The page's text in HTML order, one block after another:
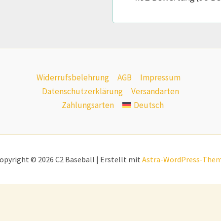
Widerrufsbelehrung AGB
Impressum
Datenschutzerklärung
Versandarten
Zahlungsarten
Deutsch
© 2026 C2 Baseball | Erstellt mit Astra-WordPress-